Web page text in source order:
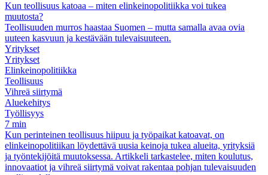
Kun teollisuus katoaa – miten elinkeinopolitiikka voi tukea
muutosta?
Teollisuuden murros haastaa Suomen – mutta samalla avaa ovia
uuteen kasvuun ja kestävään tulevaisuuteen.
Yritykset
Yritykset
Elinkeinopolitiikka
Teollisuus
Vihreä siirtymä
Aluekehitys
Työllisyys
7 min
Kun perinteinen teollisuus hiipuu ja työpaikat katoavat, on
elinkeinopolitiikan löydettävä uusia keinoja tukea alueita, yrityksiä
ja työntekijöitä muutoksessa. Artikkeli tarkastelee, miten koulutus,
innovaatiot ja vihreä siirtymä voivat rakentaa pohjan tulevaisuuden